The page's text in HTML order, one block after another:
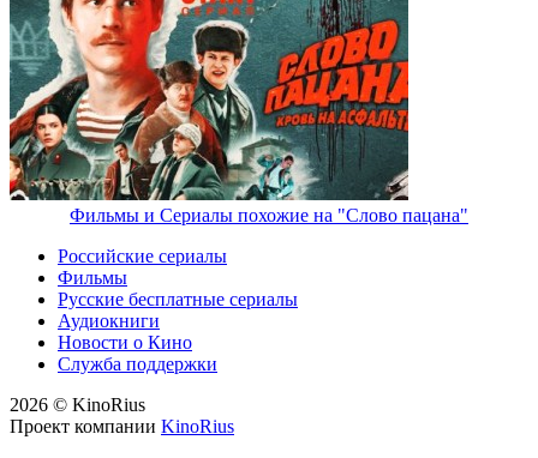
Фильмы и Сериалы похожие на "Слово пацана"
Российские сериалы
Фильмы
Русские бесплатные сериалы
Аудиокниги
Новости о Кино
Служба поддержки
2026 © KinoRius
Проект компании KinoRius